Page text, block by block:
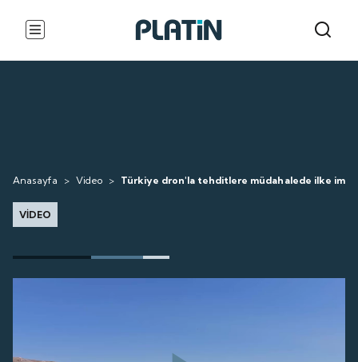
Anasayfa > Video > Türkiye dron'la tehditlere müdahalede ilke imza
VİDEO